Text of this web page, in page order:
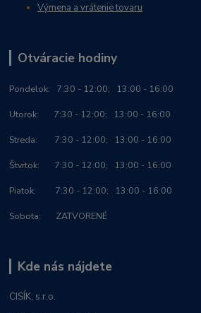
Výmena a vrátenie tovaru
Otváracie hodiny
Pondelok: 7:30 - 12:00; 13:00 - 16:00
Utorok: 7:30 - 12:00; 13:00 - 16:00
Streda: 7:30 - 12:00; 13:00 - 16:00
Štvrtok: 7:30 - 12:00; 13:00 - 16:00
Piatok: 7:30 - 12:00; 13:00 - 16:00
Sobota: ZATVORENÉ
Kde nás nájdete
CISÍK, s.r.o.